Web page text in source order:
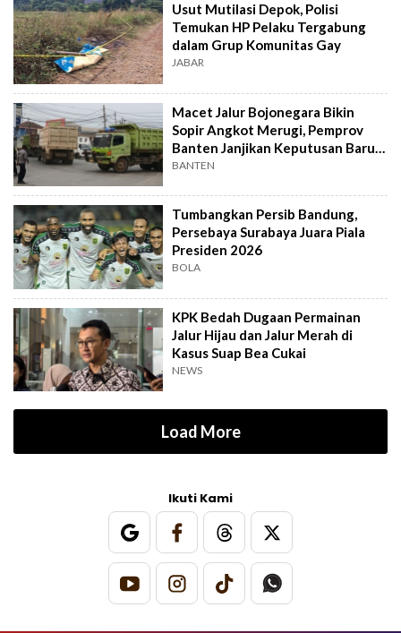
Usut Mutilasi Depok, Polisi
Temukan HP Pelaku Tergabung
dalam Grup Komunitas Gay
JABAR
Macet Jalur Bojonegara Bikin
Sopir Angkot Merugi, Pemprov
Banten Janjikan Keputusan Baru 4
Hari Lagi
BANTEN
Tumbangkan Persib Bandung,
Persebaya Surabaya Juara Piala
Presiden 2026
BOLA
KPK Bedah Dugaan Permainan
Jalur Hijau dan Jalur Merah di
Kasus Suap Bea Cukai
NEWS
Load More
Ikuti Kami